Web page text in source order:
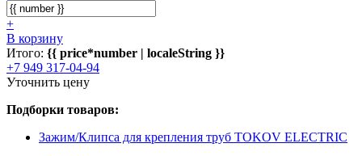
+
В корзину
Итого: {{ price*number | localeString }}
+7 949 317-04-94
Уточнить цену
Подборки товаров:
Зажим/Клипса для крепления труб TOKOV ELECTRIC